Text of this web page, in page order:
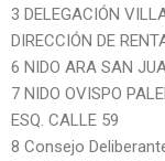
3 DELEGACIÓN
DIRECCIÓN DE
6 NIDO ARA SAN
7 NIDO OVISPO
ESQ. CALLE 59
8 Consejo